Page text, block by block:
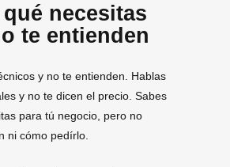
qué necesitas
te entienden
y no te entienden. Hablas
y no te dicen el precio. Sabes
para tú negocio, pero no
ni cómo pedírlo.